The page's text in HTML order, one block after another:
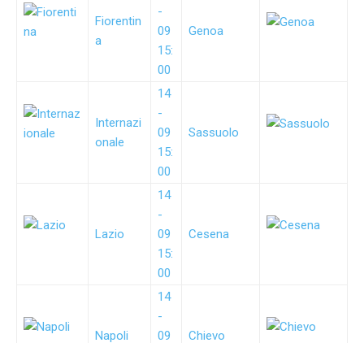
Fiorentin
a
-
09
15:
00
Genoa
Internazi
onale
14
-
09
15:
00
Sassuolo
Lazio
14
-
09
15:
00
Cesena
Napoli
14
-
09
Chievo